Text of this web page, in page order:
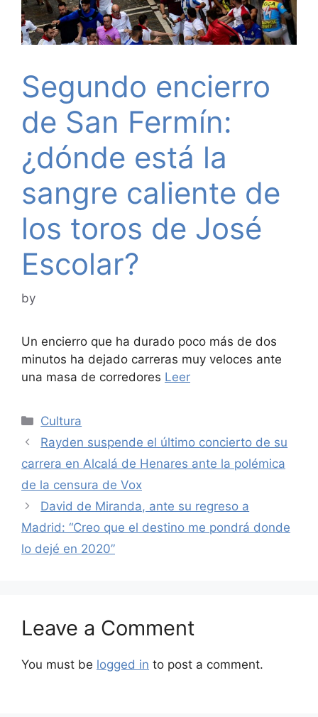
Segundo encierro
de San Fermín:
¿dónde está la
sangre caliente de
los toros de José
Escolar?
by
Un encierro que ha durado poco más de dos
minutos ha dejado carreras muy veloces ante
una masa de corredores Leer
Categories
Cultura
Rayden suspende el último concierto de su
carrera en Alcalá de Henares ante la polémica
de la censura de Vox
David de Miranda, ante su regreso a
Madrid: “Creo que el destino me pondrá donde
lo dejé en 2020”
Leave a Comment
You must be logged in to post a comment.